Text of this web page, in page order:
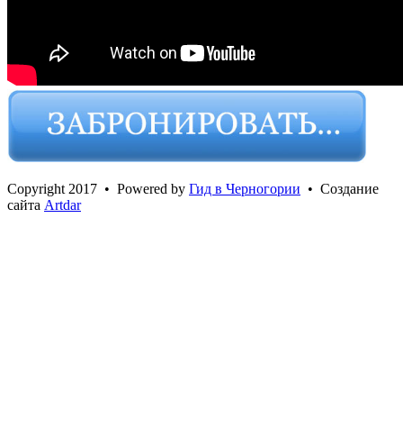
Сopyright 2017 • Powered by Гид в Черногории • Создание
сайта Artdar